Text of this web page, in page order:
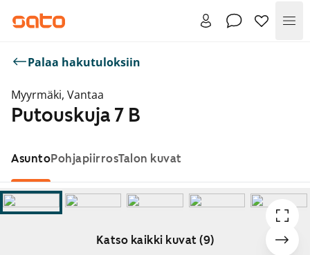
Palaa hakutuloksiin
Myyrmäki, Vantaa
Putouskuja 7 B
AsuntoPohjapiirrosTalon kuvat
Katso kaikki kuvat (9)